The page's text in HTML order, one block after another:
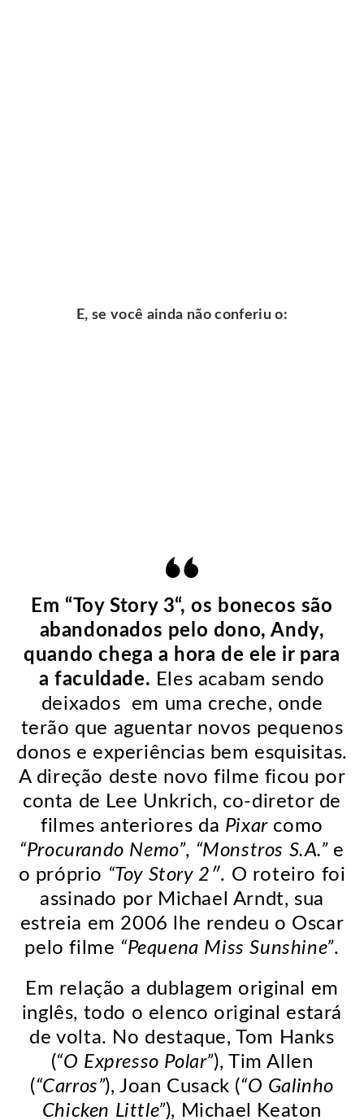
E, se você ainda não conferiu o:
Em “Toy Story 3“, os bonecos são
abandonados pelo dono, Andy,
quando chega a hora de ele ir para
a faculdade. Eles acabam sendo
deixados em uma creche, onde
terão que aguentar novos pequenos
donos e experiências bem esquisitas.
A direção deste novo filme ficou por
conta de Lee Unkrich, co-diretor de
filmes anteriores da Pixarcomo
“Procurando Nemo”, “Monstros S.A.”e
o próprio “Toy Story 2″. O roteiro foi
assinado por Michael Arndt, sua
estreia em 2006 lhe rendeu o Oscar
pelo filme “Pequena Miss Sunshine”.
Em relação a dublagem original em
inglês, todo o elenco original estará
de volta. No destaque, Tom Hanks
(“O Expresso Polar”), Tim Allen
(“Carros”), Joan Cusack (“O Galinho
Chicken Little”), Michael Keaton